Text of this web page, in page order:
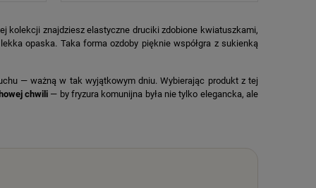
kolekcji znajdziesz elastyczne druciki zdobione kwiatuszkami,
opaska. Taka forma ozdoby pięknie współgra z sukienką
— ważną w tak wyjątkowym dniu. Wybierając produkt z tej
chwili — by fryzura komunijna była nie tylko elegancka, ale